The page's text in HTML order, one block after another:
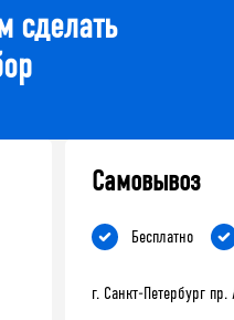
Самовывоз
Бесплатно
г. Санкт-Петербург